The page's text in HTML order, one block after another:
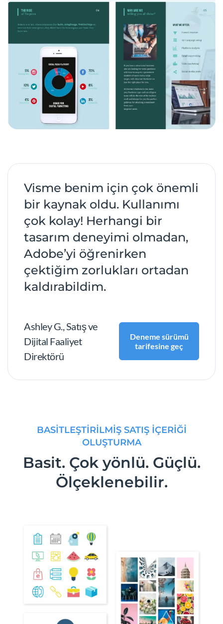
Visme benim için çok önemli
bir kaynak oldu. Kullanımı
çok kolay! Herhangi bir
tasarım deneyimi olmadan,
Adobe’yi öğrenirken
çektiğim zorlukları ortadan
kaldırabildim.
Ashley G., Satış ve
Dijital Faaliyet
Direktörü
Deneme sürümü
tarifesine geç
BASITLEŞTIRILMIŞ SATIŞ İÇERIĞI
OLUŞTURMA
Basit. Çok yönlü. Güçlü.
Ölçeklenebilir.